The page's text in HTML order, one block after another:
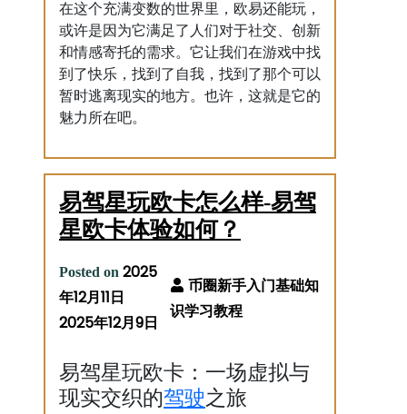
在这个充满变数的世界里，欧易还能玩，
或许是因为它满足了人们对于社交、创新
和情感寄托的需求。它让我们在游戏中找
到了快乐，找到了自我，找到了那个可以
暂时逃离现实的地方。也许，这就是它的
魅力所在吧。
易驾星玩欧卡怎么样-易驾
星欧卡体验如何？
Posted on 2025
年12月11日
2025年12月9日
易驾星玩欧卡：一场虚拟与
现实交织的驾驶之旅